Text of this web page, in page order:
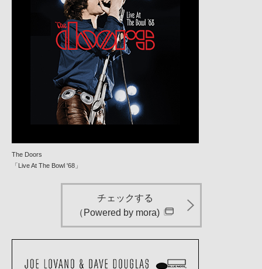
The Doors
「Live At The Bowl '68」
チェックする
（Powered by mora)